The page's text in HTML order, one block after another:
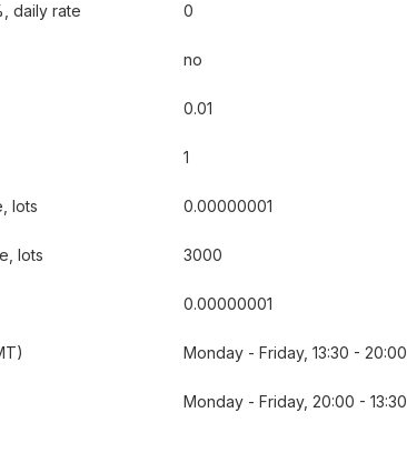
daily rate 0
no
0.01
1
lots 0.00000001
lots 3000
0.00000001
Monday - Friday, 13:30 - 20:00
Monday - Friday, 20:00 - 13:30